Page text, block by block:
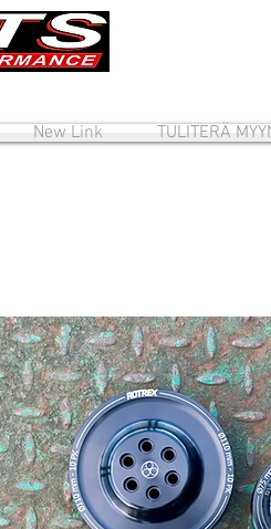
New Link TULITERÄ